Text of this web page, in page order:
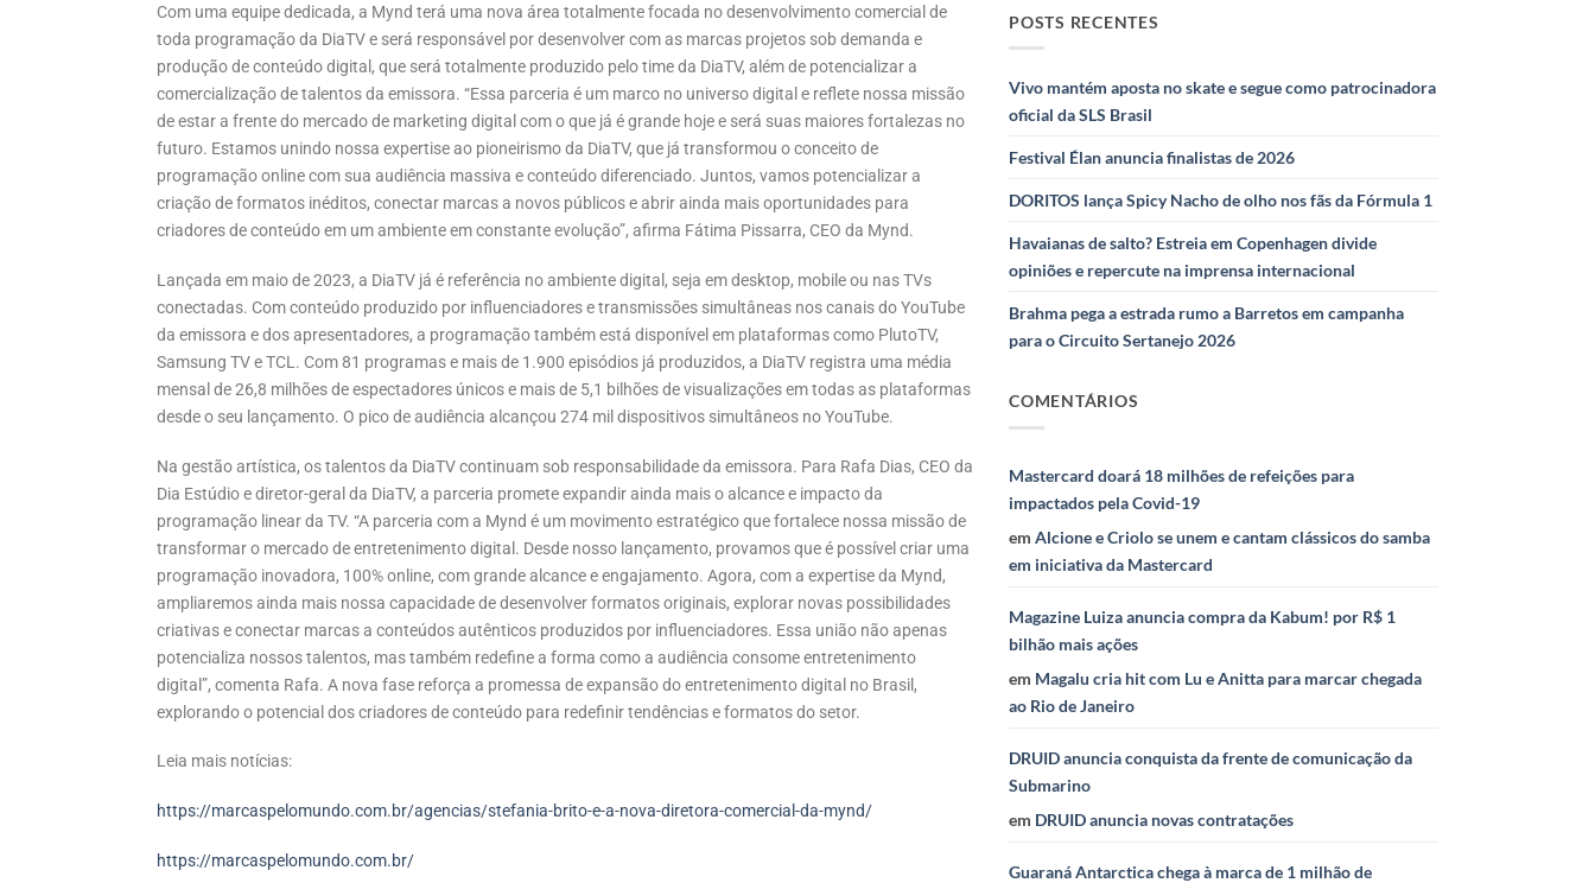
Com uma equipe dedicada, a Mynd terá uma nova área totalmente focada no desenvolvimento comercial de
toda programação da DiaTV e será responsável por desenvolver com as marcas projetos sob demanda e
produção de conteúdo digital, que será totalmente produzido pelo time da DiaTV, além de potencializar a
comercialização de talentos da emissora. “Essa parceria é um marco no universo digital e reflete nossa missão
de estar a frente do mercado de marketing digital com o que já é grande hoje e será suas maiores fortalezas no
futuro. Estamos unindo nossa expertise ao pioneirismo da DiaTV, que já transformou o conceito de
programação online com sua audiência massiva e conteúdo diferenciado. Juntos, vamos potencializar a
criação de formatos inéditos, conectar marcas a novos públicos e abrir ainda mais oportunidades para
criadores de conteúdo em um ambiente em constante evolução”, afirma Fátima Pissarra, CEO da Mynd.
Lançada em maio de 2023, a DiaTV já é referência no ambiente digital, seja em desktop, mobile ou nas TVs
conectadas. Com conteúdo produzido por influenciadores e transmissões simultâneas nos canais do YouTube
da emissora e dos apresentadores, a programação também está disponível em plataformas como PlutoTV,
Samsung TV e TCL. Com 81 programas e mais de 1.900 episódios já produzidos, a DiaTV registra uma média
mensal de 26,8 milhões de espectadores únicos e mais de 5,1 bilhões de visualizações em todas as plataformas
desde o seu lançamento. O pico de audiência alcançou 274 mil dispositivos simultâneos no YouTube.
Na gestão artística, os talentos da DiaTV continuam sob responsabilidade da emissora. Para Rafa Dias, CEO da
Dia Estúdio e diretor-geral da DiaTV, a parceria promete expandir ainda mais o alcance e impacto da
programação linear da TV. “A parceria com a Mynd é um movimento estratégico que fortalece nossa missão de
transformar o mercado de entretenimento digital. Desde nosso lançamento, provamos que é possível criar uma
programação inovadora, 100% online, com grande alcance e engajamento. Agora, com a expertise da Mynd,
ampliaremos ainda mais nossa capacidade de desenvolver formatos originais, explorar novas possibilidades
criativas e conectar marcas a conteúdos autênticos produzidos por influenciadores. Essa união não apenas
potencializa nossos talentos, mas também redefine a forma como a audiência consome entretenimento
digital”, comenta Rafa. A nova fase reforça a promessa de expansão do entretenimento digital no Brasil,
explorando o potencial dos criadores de conteúdo para redefinir tendências e formatos do setor.
Leia mais notícias:
https://marcaspelomundo.com.br/agencias/stefania-brito-e-a-nova-diretora-comercial-da-mynd/
https://marcaspelomundo.com.br/
POSTS RECENTES
Vivo mantém aposta no skate e segue como patrocinadora
oficial da SLS Brasil
Festival Élan anuncia finalistas de 2026
DORITOS lança Spicy Nacho de olho nos fãs da Fórmula 1
Havaianas de salto? Estreia em Copenhagen divide
opiniões e repercute na imprensa internacional
Brahma pega a estrada rumo a Barretos em campanha
para o Circuito Sertanejo 2026
COMENTÁRIOS
Mastercard doará 18 milhões de refeições para
impactados pela Covid-19
emAlcione e Criolo se unem e cantam clássicos do samba
em iniciativa da Mastercard
Magazine Luiza anuncia compra da Kabum! por R$ 1
bilhão mais ações
em Magalu cria hit com Lu e Anitta para marcar chegada
ao Rio de Janeiro
DRUID anuncia conquista da frente de comunicação da
Submarino
em DRUID anuncia novas contratações
Guaraná Antarctica chega à marca de 1 milhão de